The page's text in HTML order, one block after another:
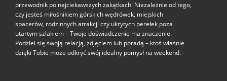
przewodnik po najciekawszych zakątkach! Niezależnie od tego,
czy jesteś miłośnikiem górskich wędrówek, miejskich
spacerów, rodzinnych atrakcji czy ukrytych perełek poza
utartym szlakiem – Twoje doświadczenie ma znaczenie.
Podziel się swoją relacją, zdjęciem lub poradą – ktoś właśnie
dzięki Tobie może odkryć swój idealny pomysł na weekend.